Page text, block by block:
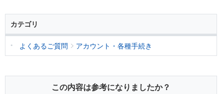
カテゴリ
よくあるご質問 アカウント・各種手続き
この内容は参考になりましたか？